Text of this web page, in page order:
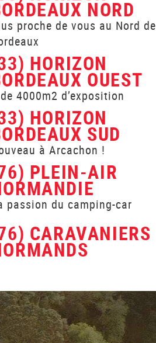
NORD
proche de vous au Nord de
HORIZON
OUEST
4000m2 d’exposition
HORIZON
SUD
à Arcachon !
PLEIN-AIR
passion du camping-car
CARAVANIERS